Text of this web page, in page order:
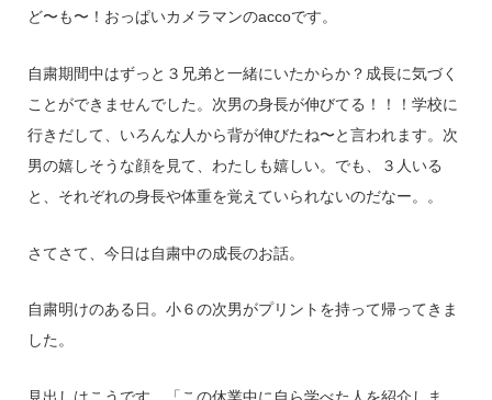
ど〜も〜！おっぱいカメラマンのaccoです。
自粛期間中はずっと３兄弟と一緒にいたからか？成長に気づく
ことができませんでした。次男の身長が伸びてる！！！学校に
行きだして、いろんな人から背が伸びたね〜と言われます。次
男の嬉しそうな顔を見て、わたしも嬉しい。でも、３人いる
と、それぞれの身長や体重を覚えていられないのだなー。。
さてさて、今日は自粛中の成長のお話。
自粛明けのある日。小６の次男がプリントを持って帰ってきま
した。